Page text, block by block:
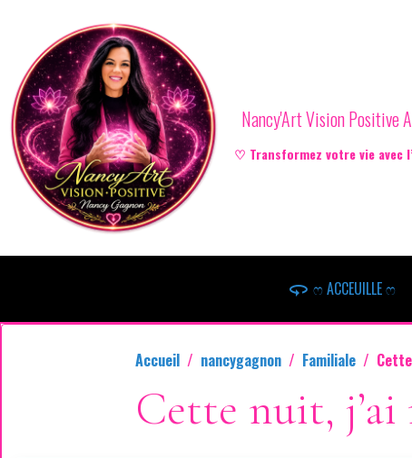
Nancy'Art Vision Positive
♡ Transformez votre vie avec
ෆ ACCEUILLE ෆ
Accueil nancygagnon Familiale
Cette nuit, j’ai